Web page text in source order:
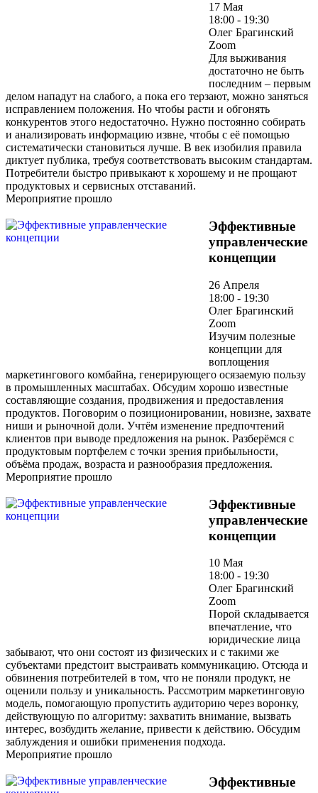
17 Мая
18:00 - 19:30
Олег Брагинский
Zoom
Для выживания
достаточно не быть
последним – первым
делом нападут на слабого, а пока его терзают, можно заняться
исправлением положения. Но чтобы расти и обгонять
конкурентов этого недостаточно. Нужно постоянно собирать
и анализировать информацию извне, чтобы с её помощью
систематически становиться лучше. В век изобилия правила
диктует публика, требуя соответствовать высоким стандартам.
Потребители быстро привыкают к хорошему и не прощают
продуктовых и сервисных отставаний.
Мероприятие прошло
Эффективные
управленческие
концепции
26 Апреля
18:00 - 19:30
Олег Брагинский
Zoom
Изучим полезные
концепции для
воплощения
маркетингового комбайна, генерирующего осязаемую пользу
в промышленных масштабах. Обсудим хорошо известные
составляющие создания, продвижения и предоставления
продуктов. Поговорим о позиционировании, новизне, захвате
ниши и рыночной доли. Учтём изменение предпочтений
клиентов при выводе предложения на рынок. Разберёмся с
продуктовым портфелем с точки зрения прибыльности,
объёма продаж, возраста и разнообразия предложения.
Мероприятие прошло
Эффективные
управленческие
концепции
10 Мая
18:00 - 19:30
Олег Брагинский
Zoom
Порой складывается
впечатление, что
юридические лица
забывают, что они состоят из физических и с такими же
субъектами предстоит выстраивать коммуникацию. Отсюда и
обвинения потребителей в том, что не поняли продукт, не
оценили пользу и уникальность. Рассмотрим маркетинговую
модель, помогающую пропустить аудиторию через воронку,
действующую по алгоритму: захватить внимание, вызвать
интерес, возбудить желание, привести к действию. Обсудим
заблуждения и ошибки применения подхода.
Мероприятие прошло
Эффективные